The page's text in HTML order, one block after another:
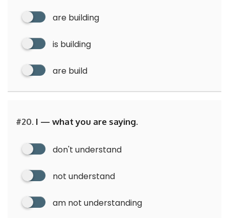
are building
is building
are build
#20. I — what you are saying.
don't understand
not understand
am not understanding